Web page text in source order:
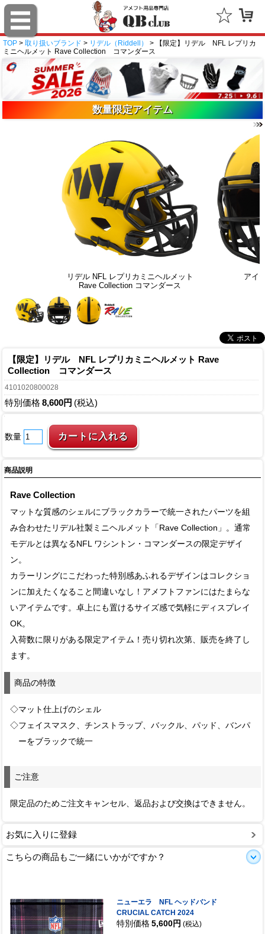
TOP > 取り扱いブランド > リデル（Riddell）
> 【限定】リデル NFL レプリカ
ミニヘルメット Rave Collection コマンダース
数量限定アイテム
リデル NFL レプリカミニヘルメット
Rave Collection コマンダース
アイ
【限定】リデル NFL レプリカミニヘルメット Rave
Collection コマンダース
4101020800028
特別価格 8,600円 (税込)
数量
商品説明
Rave Collection
マットな質感のシェルにブラックカラーで統一されたパーツを組
み合わせたリデル社製ミニヘルメット「Rave Collection」。通常
モデルとは異なるNFL ワシントン・コマンダースの限定デザイ
ン。
カラーリングにこだわった特別感あふれるデザインはコレクショ
ンに加えたくなること間違いなし！アメフトファンにはたまらな
いアイテムです。卓上にも置けるサイズ感で気軽にディスプレイ
OK。
入荷数に限りがある限定アイテム！売り切れ次第、販売を終了し
ます。
商品の特徴
◇マット仕上げのシェル
◇フェイスマスク、チンストラップ、バックル、パッド、バンパ
ーをブラックで統一
ご注意
限定品のためご注文キャンセル、返品および交換はできません。
お気に入りに登録
こちらの商品もご一緒にいかがですか？
ニューエラ NFL ヘッドバンド
CRUCIAL CATCH 2024
特別価格 5,600円 (税込)